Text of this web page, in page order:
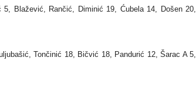
Blažević, Rančić, Diminić 19, Ćubela 14, Došen 20,
Tončinić 18, Bičvić 18, Pandurić 12, Šarac A 5,